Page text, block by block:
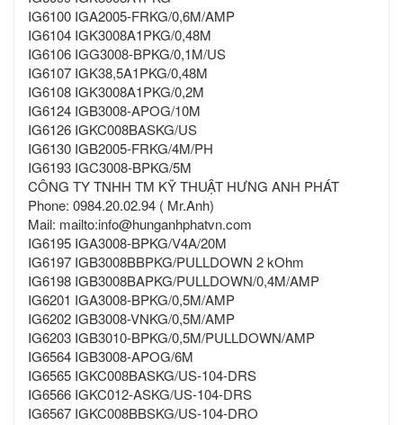
IG6100 IGA2005-FRKG/0,6M/AMP
IG6104 IGK3008A1PKG/0,48M
IG6106 IGG3008-BPKG/0,1M/US
IG6107 IGK38,5A1PKG/0,48M
IG6108 IGK3008A1PKG/0,2M
IG6124 IGB3008-APOG/10M
IG6126 IGKC008BASKG/US
IG6130 IGB2005-FRKG/4M/PH
IG6193 IGC3008-BPKG/5M
CÔNG TY TNHH TM KỸ THUẬT HƯNG ANH PHÁT
Phone: 0984.20.02.94 ( Mr.Anh)
Mail: mailto:info@hunganhphatvn.com
IG6195 IGA3008-BPKG/V4A/20M
IG6197 IGB3008BBPKG/PULLDOWN 2 kOhm
IG6198 IGB3008BAPKG/PULLDOWN/0,4M/AMP
IG6201 IGA3008-BPKG/0,5M/AMP
IG6202 IGB3008-VNKG/0,5M/AMP
IG6203 IGB3010-BPKG/0,5M/PULLDOWN/AMP
IG6564 IGB3008-APOG/6M
IG6565 IGKC008BASKG/US-104-DRS
IG6566 IGKC012-ASKG/US-104-DRS
IG6567 IGKC008BBSKG/US-104-DRO